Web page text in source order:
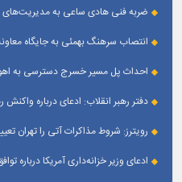
ضربه فنی هادی ساعی به مدیریت‌های
انتصاب سرهنگ بهمئی به جایگاه
احداث پل مسیر خسرج دسترسی به اهواز را ۶۰ کیلومتر
دفتر رهبر انقلاب: ادعای درباره
رویترز: شروط مذاکرات آتی را تهران
ادعای وزیر خزانه‌داری آمریکا درباره